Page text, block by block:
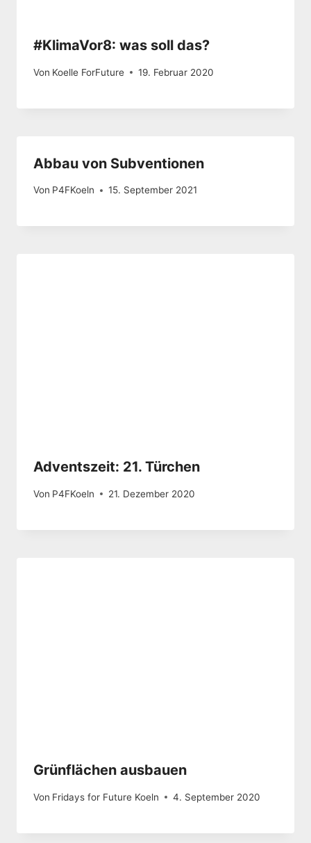
#KlimaVor8: was soll das?
Von Koelle ForFuture 19. Februar 2020
Abbau von Subventionen
Von P4FKoeln 15. September 2021
Adventszeit: 21. Türchen
Von P4FKoeln 21. Dezember 2020
Grünflächen ausbauen
Von Fridays for Future Koeln 4. September 2020